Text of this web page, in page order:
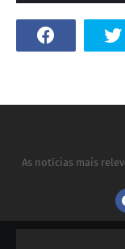
As notícias mais